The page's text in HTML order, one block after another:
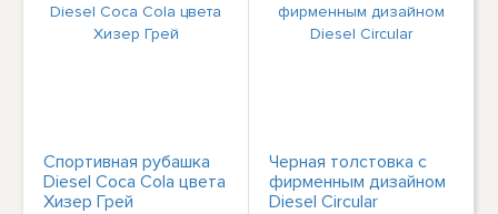
Спортивная рубашка
Diesel Coca Cola цвета
Хизер Грей
Черная толстовка с
фирменным дизайном
Diesel Circular